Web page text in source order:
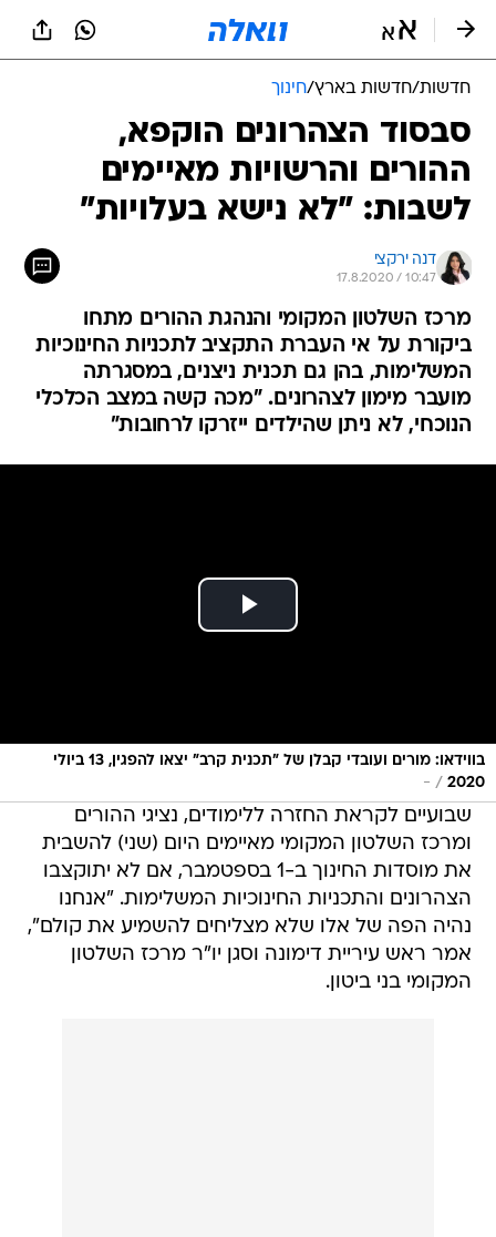
חדשות/חדשות בארץ/חינוך
סבסוד הצהרונים הוקפא,
ההורים והרשויות מאיימים
לשבות: "לא נישא בעלויות"
דנה ירקצי
17.8.2020 / 10:47
מרכז השלטון המקומי והנהגת ההורים מתחו
ביקורת על אי העברת התקציב לתכניות החינוכיות
המשלימות, בהן גם תכנית ניצנים, במסגרתה
מועבר מימון לצהרונים. "מכה קשה במצב הכלכלי
הנוכחי, לא ניתן שהילדים ייזרקו לרחובות"
בווידאו: מורים ועובדי קבלן של "תכנית קרב" יצאו להפגין, 13 ביולי
2020
/
-
שבועיים לקראת החזרה ללימודים, נציגי ההורים
ומרכז השלטון המקומי מאיימים היום (שני) להשבית
את מוסדות החינוך ב-1 בספטמבר, אם לא יתוקצבו
הצהרונים והתכניות החינוכיות המשלימות. "אנחנו
נהיה הפה של אלו שלא מצליחים להשמיע את קולם",
אמר ראש עיריית דימונה וסגן יו"ר מרכז השלטון
המקומי בני ביטון.